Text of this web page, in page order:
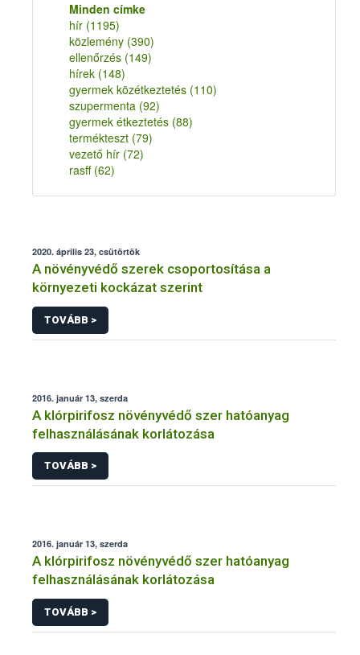
Minden címke
hír (1195)
közlemény (390)
ellenőrzés (149)
hírek (148)
gyermek közétkeztetés (110)
szupermenta (92)
gyermek étkeztetés (88)
termékteszt (79)
vezető hír (72)
rasff (62)
2020. április 23, csütörtök
A növényvédő szerek csoportosítása a
környezeti kockázat szerint
TOVÁBB >
2016. január 13, szerda
A klórpirifosz növényvédő szer hatóanyag
felhasználásának korlátozása
TOVÁBB >
2016. január 13, szerda
A klórpirifosz növényvédő szer hatóanyag
felhasználásának korlátozása
TOVÁBB >